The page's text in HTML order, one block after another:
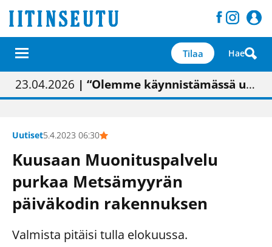
Tilaa Hae
01.02.2026 | Painon vaihtumisen pitäisi näkyä hieman parempana painojäljen laatuna lehdessä
05.02.2026 | Uudistettu kunnantalo on valoisa
23.04.2026 | “Olemme käynnistämässä uudelleen keskustavisiotyön”
09.05.2026| "Maalla on totuttu elämään omavaraisemmin kuin kaupungissa"
Uutiset5.4.2023 06:30
Kuusaan Muonituspalvelu
purkaa Metsämyyrän
päiväkodin rakennuksen
Valmista pitäisi tulla elokuussa.